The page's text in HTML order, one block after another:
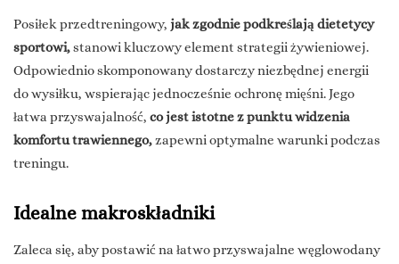
Posiłek przedtreningowy, jak zgodnie podkreślają dietetycy
sportowi,stanowi kluczowy element strategii żywieniowej.
Odpowiednio skomponowany dostarczy niezbędnej energii
do wysiłku, wspierając jednocześnie ochronę mięśni. Jego
łatwa przyswajalność, co jest istotne z punktu widzenia
komfortu trawiennego,zapewni optymalne warunki podczas
treningu.
Idealne makroskładniki
Zaleca się, aby postawić na łatwo przyswajalne węglowodany